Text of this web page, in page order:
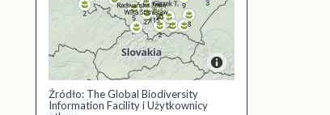
Źródło: The Global Biodiversity
Information Facility i Użytkownicy